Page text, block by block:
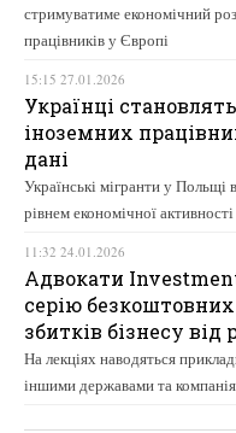
стримуватиме економічний
працівників у Європі
15:15 27.01.2026
Українці
іноземних
дані
Українські мігранти у
рівнем економічної активності
11:32 24.01.2026
Адвокати
серію
збитків бізнесу від
На лекціях наводяться
іншими державами та